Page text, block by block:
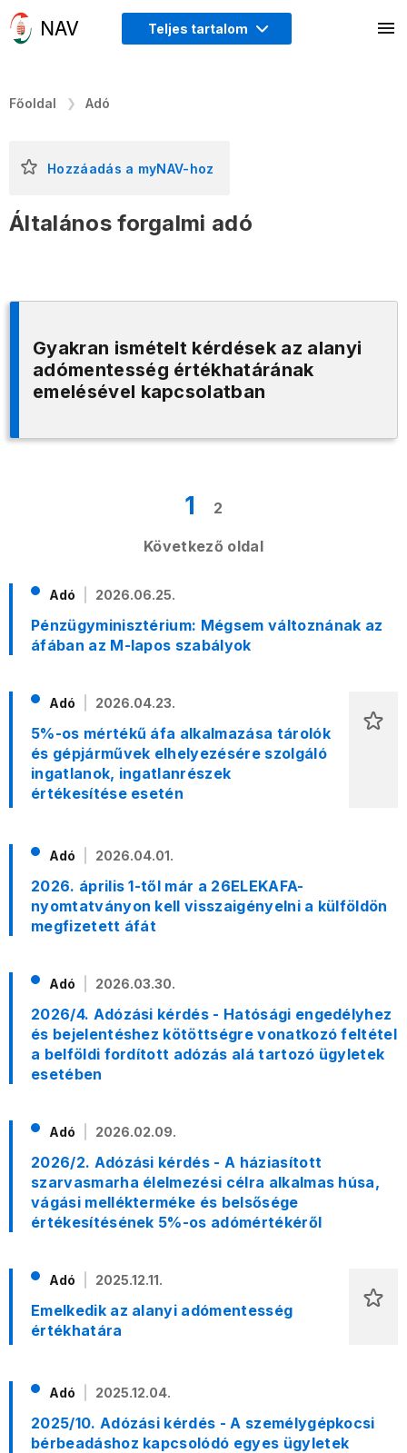
Teljes tartalom
Főoldal Adó
Általános forgalmi adó
Hozzáadás a myNAV-hoz
Gyakran ismételt kérdések az alanyi
adómentesség értékhatárának
emelésével kapcsolatban
1 2
Következő oldal
Adó 2026.06.25.
Pénzügyminisztérium: Mégsem változnának az
áfában az M-lapos szabályok
Adó 2026.04.23.
5%-os mértékű áfa alkalmazása tárolók
és gépjárművek elhelyezésére szolgáló
ingatlanok, ingatlanrészek
értékesítése esetén
Adó 2026.04.01.
2026. április 1-től már a 26ELEKAFA-
nyomtatványon kell visszaigényelni a külföldön
megfizetett áfát
Adó 2026.03.30.
2026/4. Adózási kérdés - Hatósági engedélyhez
és bejelentéshez kötöttségre vonatkozó feltétel
a belföldi fordított adózás alá tartozó ügyletek
esetében
Adó 2026.02.09.
2026/2. Adózási kérdés - A háziasított
szarvasmarha élelmezési célra alkalmas húsa,
vágási mellékterméke és belsősége
értékesítésének 5%-os adómértékéről
Adó 2025.12.11.
Emelkedik az alanyi adómentesség
értékhatára
Adó 2025.12.04.
2025/10. Adózási kérdés - A személygépkocsi
bérbeadáshoz kapcsolódó egyes ügyletek